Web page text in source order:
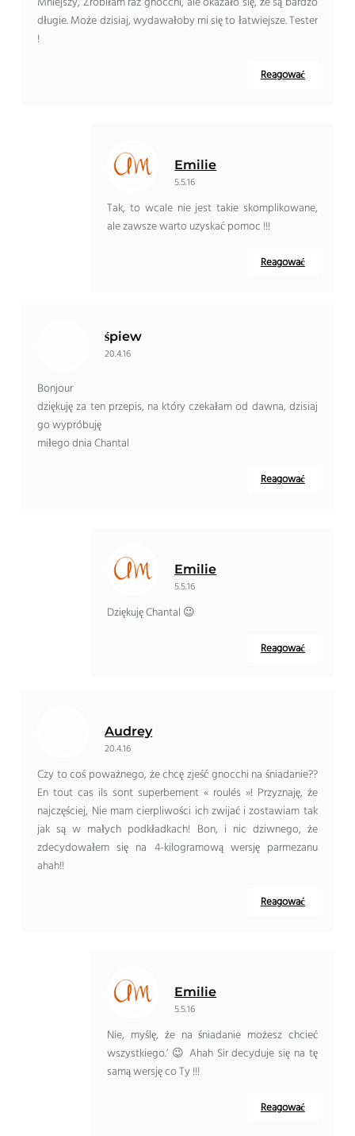
długie. Może dzisiaj, wydawałoby mi się to łatwiejsze. Tester
!
Reagować
Emilie
5.5.16
Tak, to wcale nie jest takie skomplikowane,
ale zawsze warto uzyskać pomoc !!!
Reagować
śpiew
20.4.16
Bonjour
dziękuję za ten przepis, na który czekałam od dawna, dzisiaj
go wypróbuję
miłego dnia Chantal
Reagować
Emilie
5.5.16
Dziękuję Chantal 😉
Reagować
Audrey
20.4.16
Czy to coś poważnego, że chcę zjeść gnocchi na śniadanie??
En tout cas ils sont superbement « roulés »! Przyznaję, że
najczęściej, Nie mam cierpliwości ich zwijać i zostawiam tak
jak są w małych podkładkach! Bon, i nic dziwnego, że
zdecydowałem się na 4-kilogramową wersję parmezanu
ahah!!
Reagować
Emilie
5.5.16
Nie, myślę, że na śniadanie możesz chcieć
wszystkiego.’ 😉 Ahah Sir decyduje się na tę
samą wersję co Ty !!!
Reagować